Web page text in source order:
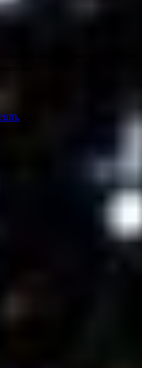
авторские права, принадлежащие
нам.